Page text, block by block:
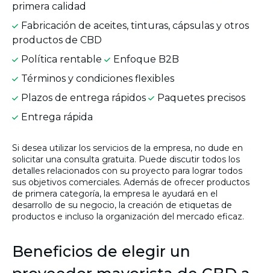
primera calidad
Fabricación de aceites, tinturas, cápsulas y otros
productos de CBD
Política rentable
Enfoque B2B
Términos y condiciones flexibles
Plazos de entrega rápidos
Paquetes precisos
Entrega rápida
Si desea utilizar los servicios de la empresa, no dude en
solicitar una consulta gratuita. Puede discutir todos los
detalles relacionados con su proyecto para lograr todos
sus objetivos comerciales. Además de ofrecer productos
de primera categoría, la empresa le ayudará en el
desarrollo de su negocio, la creación de etiquetas de
productos e incluso la organización del mercado eficaz.
Beneficios de elegir un